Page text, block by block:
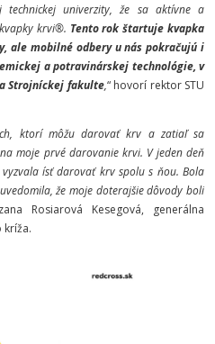
technickej univerzity, že sa aktívne a
krvi®. Tento rok štartuje kvapka
ale mobilné odbery u nás pokračujú i
a potravinárskej technológie, v
Strojníckej fakulte,“ hovorí rektor STU
ktorí môžu darovať krv a zatiaľ sa
moje prvé darovanie krvi. V jeden deň
ísť darovať krv spolu s ňou. Bola
že moje doterajšie dôvody boli
Rosiarová Kesegová, generálna
kríža.